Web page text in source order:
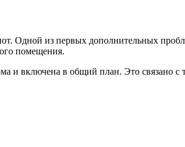
Одной из первых дополнительных
помещения.
и включена в общий план. Это связано с